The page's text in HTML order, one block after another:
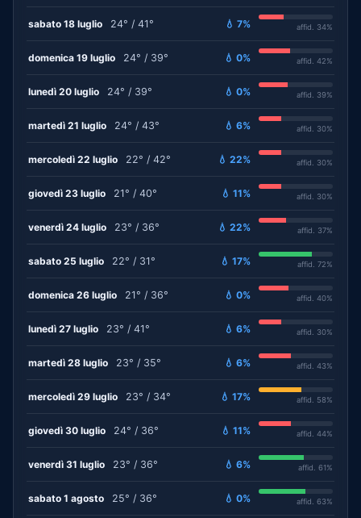
sabato 18 luglio 24° / 41° 💧 7% affid. 34%
domenica 19 luglio 24° / 39° 💧 0% affid. 42%
lunedì 20 luglio 24° / 39° 💧 0% affid. 39%
martedì 21 luglio 24° / 43° 💧 6% affid. 30%
mercoledì 22 luglio 22° / 42° 💧 22% affid. 30%
giovedì 23 luglio 21° / 40° 💧 11% affid. 30%
venerdì 24 luglio 23° / 36° 💧 22% affid. 37%
sabato 25 luglio 22° / 31° 💧 17% affid. 72%
domenica 26 luglio 21° / 36° 💧 0% affid. 40%
lunedì 27 luglio 23° / 41° 💧 6% affid. 30%
martedì 28 luglio 23° / 35° 💧 6% affid. 43%
mercoledì 29 luglio 23° / 34° 💧 17% affid. 58%
giovedì 30 luglio 24° / 36° 💧 11% affid. 44%
venerdì 31 luglio 23° / 36° 💧 6% affid. 61%
sabato 1 agosto 25° / 36° 💧 0% affid. 63%